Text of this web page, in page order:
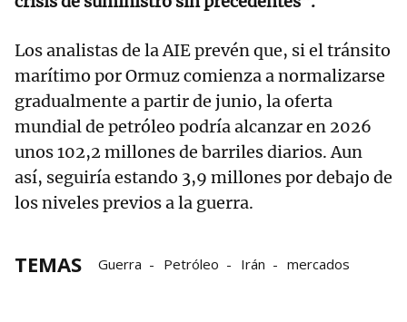
Los analistas de la AIE prevén que, si el tránsito
marítimo por Ormuz comienza a normalizarse
gradualmente a partir de junio, la oferta
mundial de petróleo podría alcanzar en 2026
unos 102,2 millones de barriles diarios. Aun
así, seguiría estando 3,9 millones por debajo de
los niveles previos a la guerra.
TEMAS Guerra Petróleo Irán mercados